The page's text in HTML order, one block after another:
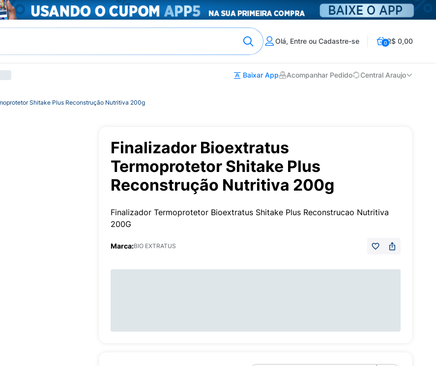
Olá, Entre ou Cadastre-se 0R$ 0,00
Baixar App Acompanhar Pedido Central Araujo
Shitake Plus Reconstrução Nutritiva 200g
Finalizador Bioextratus
Termoprotetor Shitake Plus
Reconstrução Nutritiva 200g
Finalizador Termoprotetor Bioextratus Shitake Plus Reconstrucao Nutritiva
200G
Marca:BIO EXTRATUS